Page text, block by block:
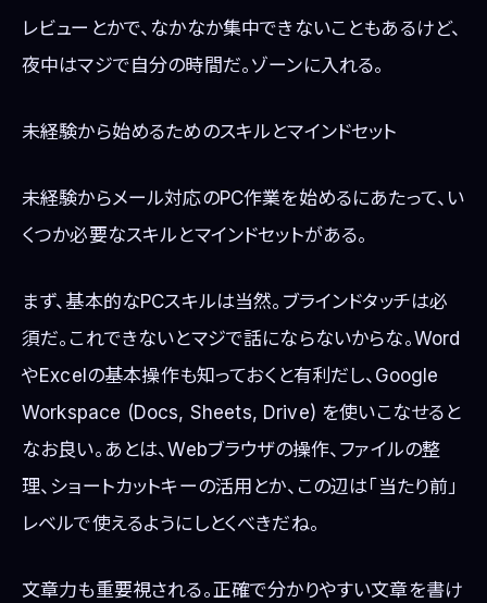
レビューとかで、なかなか集中できないこともあるけど、
夜中はマジで自分の時間だ。ゾーンに入れる。
未経験から始めるためのスキルとマインドセット
未経験からメール対応のPC作業を始めるにあたって、い
くつか必要なスキルとマインドセットがある。
まず、基本的なPCスキルは当然。ブラインドタッチは必
須だ。これできないとマジで話にならないからな。Word
やExcelの基本操作も知っておくと有利だし、Google
Workspace (Docs, Sheets, Drive) を使いこなせると
なお良い。あとは、Webブラウザの操作、ファイルの整
理、ショートカットキーの活用とか、この辺は「当たり前」
レベルで使えるようにしとくべきだね。
文章力も重要視される。正確で分かりやすい文章を書け